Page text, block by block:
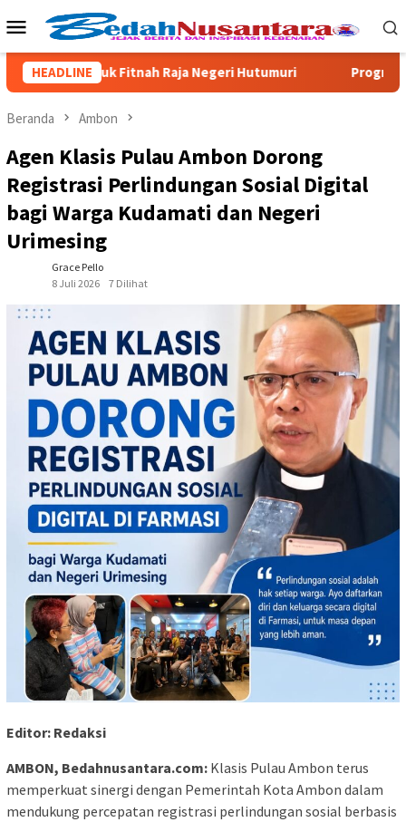
ke
Menu
Mobile
HEADLINE
Untuk Fitnah Raja Negeri Hutumuri Program CSR
Beranda Ambon
Agen Klasis Pulau Ambon Dorong
Registrasi Perlindungan Sosial Digital
bagi Warga Kudamati dan Negeri
Urimesing
Grace Pello
8 Juli 2026
7 Dilihat
Editor: Redaksi
AMBON, Bedahnusantara.com: Klasis Pulau Ambon terus
memperkuat sinergi dengan Pemerintah Kota Ambon dalam
mendukung percepatan registrasi perlindungan sosial berbasis